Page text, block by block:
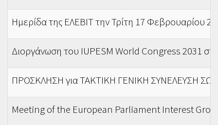
Ημερίδα της ΕΛΕΒΙΤ την Τρίτη 17 Φεβρουαρίου
Διοργάνωση του IUPESM World Congress 2031
ΠΡΟΣΚΛΗΣΗ για ΤΑΚΤΙΚΗ ΓΕΝΙΚΗ ΣΥΝΕΛΕΥΣΗ
Meeting of the European Parliament Interest